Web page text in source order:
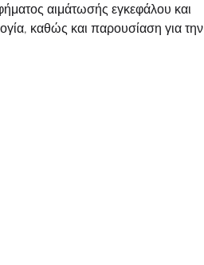
αιμάτωσής εγκεφάλου και
καθώς και παρουσίαση για την